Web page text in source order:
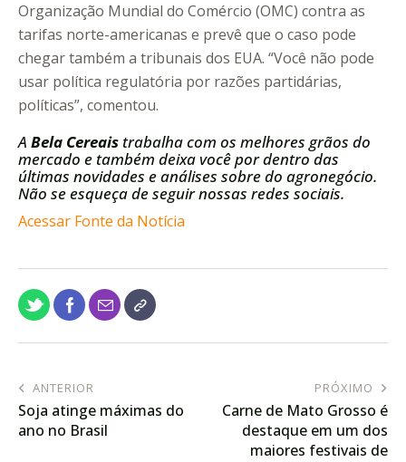
Organização Mundial do Comércio (OMC) contra as
tarifas norte-americanas e prevê que o caso pode
chegar também a tribunais dos EUA. “Você não pode
usar política regulatória por razões partidárias,
políticas”, comentou.
A Bela Cereais trabalha com os melhores grãos do
mercado e também deixa você por dentro das
últimas novidades e análises sobre do agronegócio.
Não se esqueça de seguir nossas redes sociais.
Acessar Fonte da Notícia
ANTERIOR
Soja atinge máximas do
ano no Brasil
PRÓXIMO
Carne de Mato Grosso é
destaque em um dos
maiores festivais de